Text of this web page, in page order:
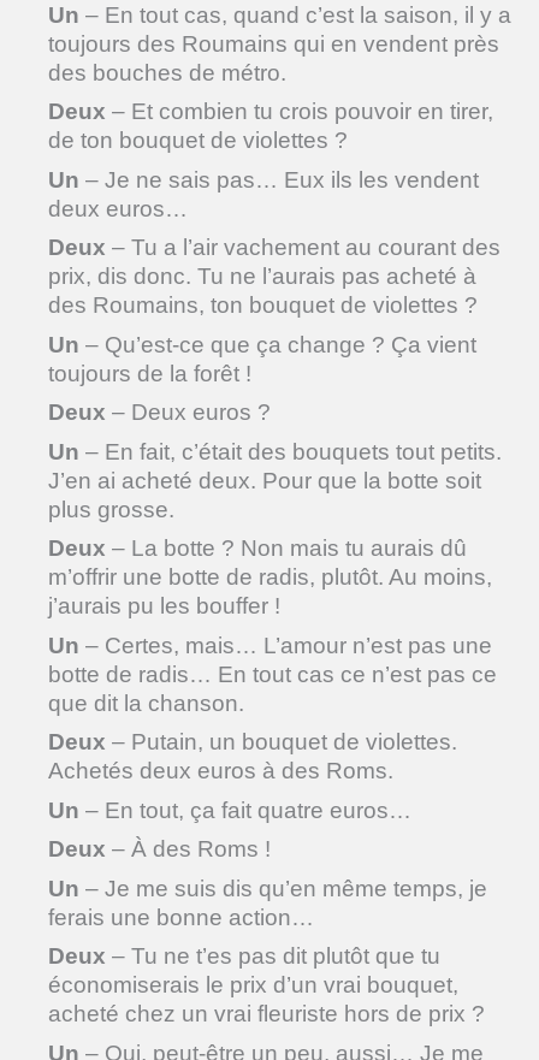
Un – En tout cas, quand c’est la saison, il y a
toujours des Roumains qui en vendent près
des bouches de métro.
Deux – Et combien tu crois pouvoir en tirer,
de ton bouquet de violettes ?
Un – Je ne sais pas… Eux ils les vendent
deux euros…
Deux – Tu a l’air vachement au courant des
prix, dis donc. Tu ne l’aurais pas acheté à
des Roumains, ton bouquet de violettes ?
Un – Qu’est-ce que ça change ? Ça vient
toujours de la forêt !
Deux – Deux euros ?
Un – En fait, c’était des bouquets tout petits.
J’en ai acheté deux. Pour que la botte soit
plus grosse.
Deux – La botte ? Non mais tu aurais dû
m’offrir une botte de radis, plutôt. Au moins,
j’aurais pu les bouffer !
Un – Certes, mais… L’amour n’est pas une
botte de radis… En tout cas ce n’est pas ce
que dit la chanson.
Deux – Putain, un bouquet de violettes.
Achetés deux euros à des Roms.
Un – En tout, ça fait quatre euros…
Deux – À des Roms !
Un – Je me suis dis qu’en même temps, je
ferais une bonne action…
Deux – Tu ne t’es pas dit plutôt que tu
économiserais le prix d’un vrai bouquet,
acheté chez un vrai fleuriste hors de prix ?
Un – Oui, peut-être un peu, aussi… Je me